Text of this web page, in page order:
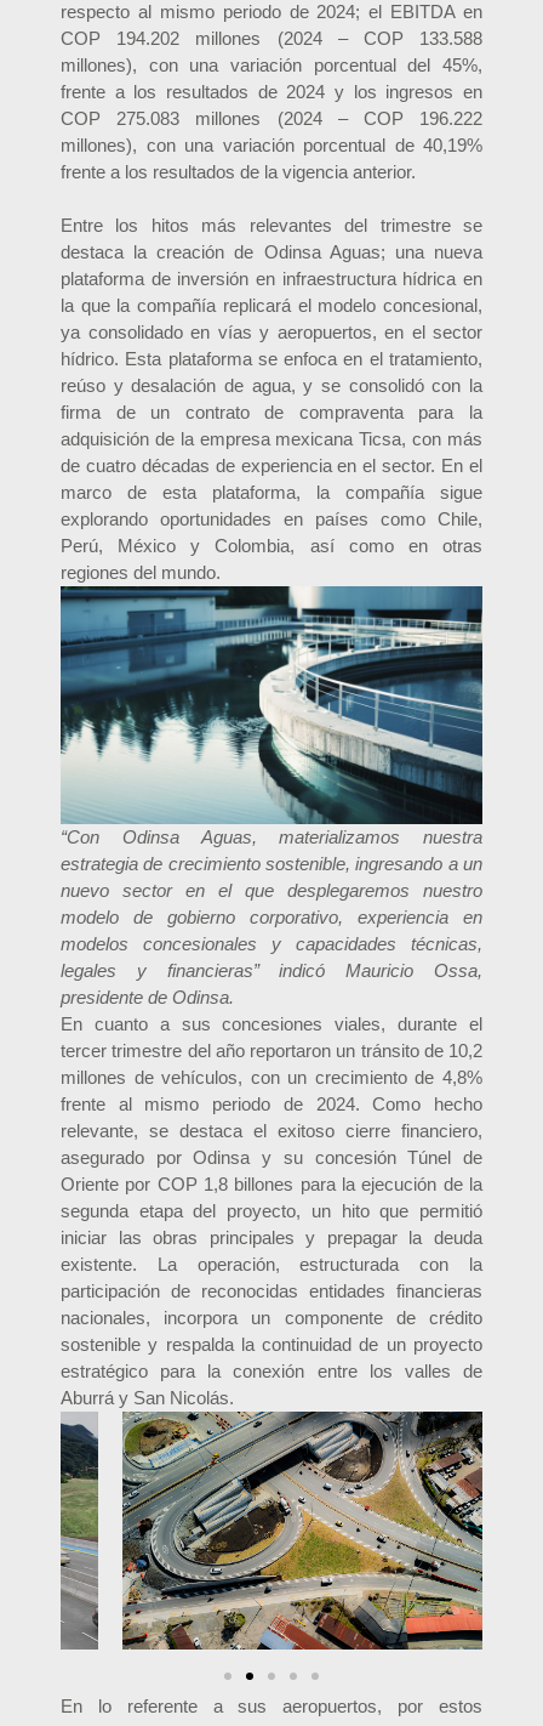
respecto al mismo periodo de 2024; el EBITDA en
COP 194.202 millones (2024 – COP 133.588
millones), con una variación porcentual del 45%,
frente a los resultados de 2024 y los ingresos en
COP 275.083 millones (2024 – COP 196.222
millones), con una variación porcentual de 40,19%
frente a los resultados de la vigencia anterior.
Entre los hitos más relevantes del trimestre se
destaca la creación de Odinsa Aguas; una nueva
plataforma de inversión en infraestructura hídrica en
la que la compañía replicará el modelo concesional,
ya consolidado en vías y aeropuertos, en el sector
hídrico. Esta plataforma se enfoca en el tratamiento,
reúso y desalación de agua, y se consolidó con la
firma de un contrato de compraventa para la
adquisición de la empresa mexicana Ticsa, con más
de cuatro décadas de experiencia en el sector. En el
marco de esta plataforma, la compañía sigue
explorando oportunidades en países como Chile,
Perú, México y Colombia, así como en otras
regiones del mundo.
“Con Odinsa Aguas, materializamos nuestra
estrategia de crecimiento sostenible, ingresando a un
nuevo sector en el que desplegaremos nuestro
modelo de gobierno corporativo, experiencia en
modelos concesionales y capacidades técnicas,
legales y financieras” indicó Mauricio Ossa,
presidente de Odinsa.
En cuanto a sus concesiones viales, durante el
tercer trimestre del año reportaron un tránsito de 10,2
millones de vehículos, con un crecimiento de 4,8%
frente al mismo periodo de 2024. Como hecho
relevante, se destaca el exitoso cierre financiero,
asegurado por Odinsa y su concesión Túnel de
Oriente por COP 1,8 billones para la ejecución de la
segunda etapa del proyecto, un hito que permitió
iniciar las obras principales y prepagar la deuda
existente. La operación, estructurada con la
participación de reconocidas entidades financieras
nacionales, incorpora un componente de crédito
sostenible y respalda la continuidad de un proyecto
estratégico para la conexión entre los valles de
Aburrá y San Nicolás.
En lo referente a sus aeropuertos, por estos